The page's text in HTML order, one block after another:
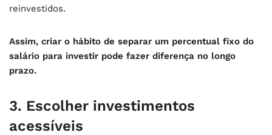
reinvestidos.
Assim, criar o hábito de separar um percentual fixo do
salário para investir pode fazer diferença no longo
prazo.
3. Escolher investimentos
acessíveis